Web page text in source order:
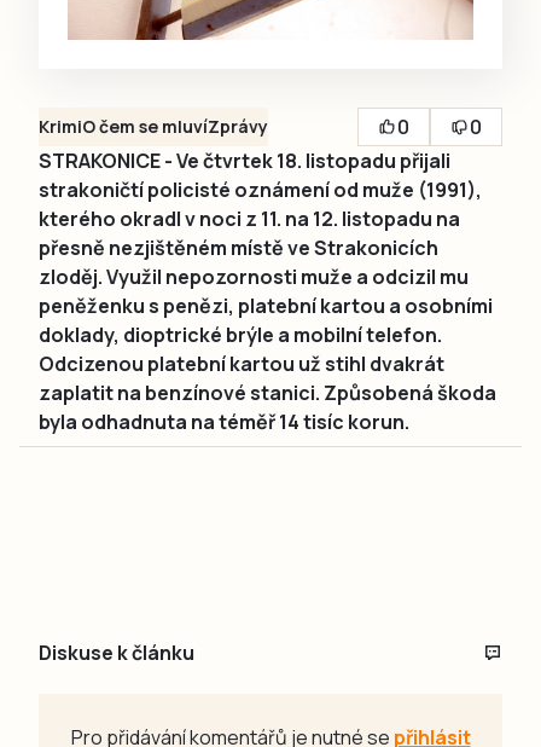
KrimiO čem se mluvíZprávy 0
0
STRAKONICE - Ve čtvrtek 18. listopadu přijali
strakoničtí policisté oznámení od muže (1991),
kterého okradl v noci z 11. na 12. listopadu na
přesně nezjištěném místě ve Strakonicích
zloděj. Využil nepozornosti muže a odcizil mu
peněženku s penězi, platební kartou a osobními
doklady, dioptrické brýle a mobilní telefon.
Odcizenou platební kartou už stihl dvakrát
zaplatit na benzínové stanici. Způsobená škoda
byla odhadnuta na téměř 14 tisíc korun.
Diskuse k článku
Pro přidávání komentářů je nutné se přihlásit